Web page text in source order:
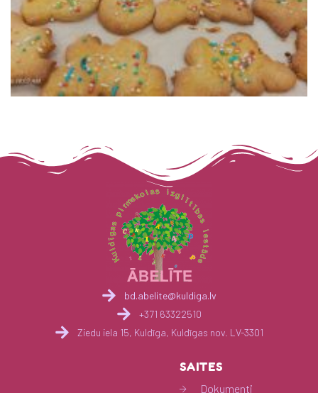
bd.abelite@kuldiga.lv
+371 63322510
Ziedu iela 15, Kuldīga, Kuldīgas nov. LV-3301
SAITES
Dokumenti